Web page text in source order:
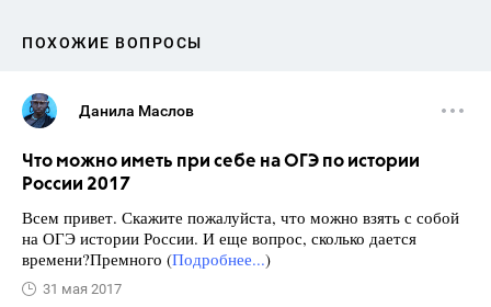
ПОХОЖИЕ ВОПРОСЫ
Данила Маслов
Что можно иметь при себе на ОГЭ по истории
России 2017
Всем привет. Скажите пожалуйста, что можно взять с собой
на ОГЭ истории России. И еще вопрос, сколько дается
времени?Премного (Подробнее...)
31 мая 2017